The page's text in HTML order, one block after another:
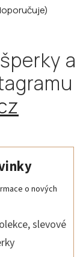
a
o nových
slevové